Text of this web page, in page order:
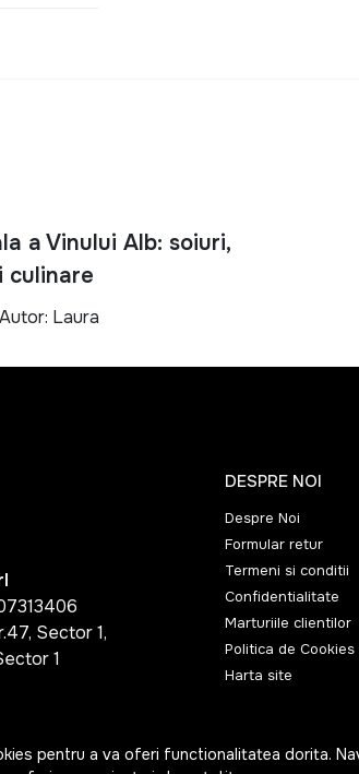
pentru a va oferi functionalitatea dorita.
a Vinului Alb: soiuri,
culinare
Autor: Laura
Sector 1,
1
DESPRE NOI
Despre Noi
Formular retur
Termeni si conditii
Confidentialitate
Marturiile clientilor
Politica de Cookies
Harta site